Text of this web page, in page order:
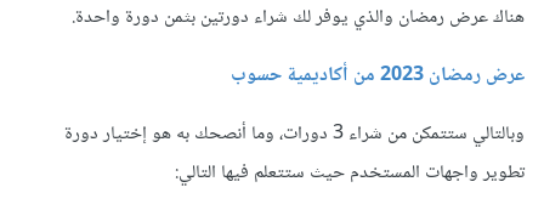
هناك عرض رمضان والذي يوفر لك شراء دورتين بثمن دورة واحدة.
عرض رمضان 2023 من أكاديمية حسوب
وبالتالي ستتمكن من شراء 3 دورات، وما أنصحك به هو إختيار دورة
تطوير واجهات المستخدم حيث ستتعلم فيها التالي: